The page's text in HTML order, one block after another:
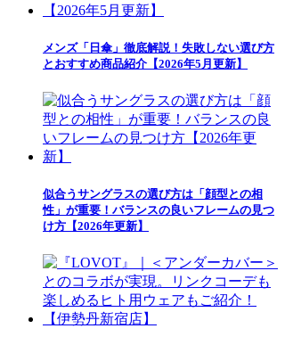
メンズ「日傘」徹底解説！失敗しない選び方
とおすすめ商品紹介【2026年5月更新】
似合うサングラスの選び方は「顔型との相
性」が重要！バランスの良いフレームの見つ
け方【2026年更新】